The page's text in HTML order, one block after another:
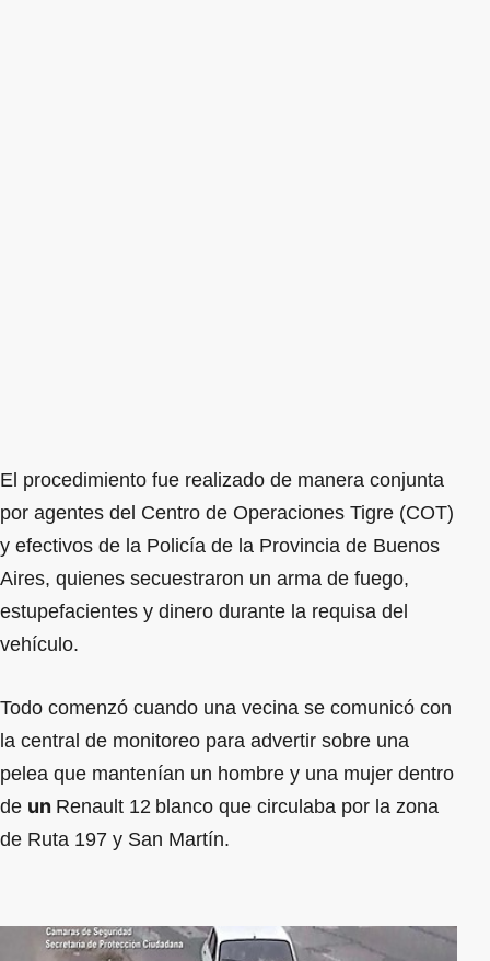
El procedimiento fue realizado de manera conjunta
por agentes del Centro de Operaciones Tigre (COT)
y efectivos de la Policía de la Provincia de Buenos
Aires, quienes secuestraron un arma de fuego,
estupefacientes y dinero durante la requisa del
vehículo.
Todo comenzó cuando una vecina se comunicó con
la central de monitoreo para advertir sobre una
pelea que mantenían un hombre y una mujer dentro
de un Renault 12 blanco que circulaba por la zona
de Ruta 197 y San Martín.